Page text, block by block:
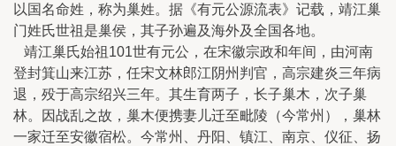
以国名命姓，称为巢姓。据《有元公源流表》记载，靖江巢
门姓氏世祖是巢侯，其子孙遍及海外及全国各地。
靖江巢氏始祖101世有元公，在宋徽宗政和年间，由河南
登封箕山来江苏，任宋文林郎江阴州判官，高宗建炎三年病
退，殁于高宗绍兴三年。其生育两子，长子巢木，次子巢
林。因战乱之故，巢木便携妻儿迁至毗陵（今常州），巢林
一家迁至安徽宿松。今常州、丹阳、镇江、南京、仪征、扬